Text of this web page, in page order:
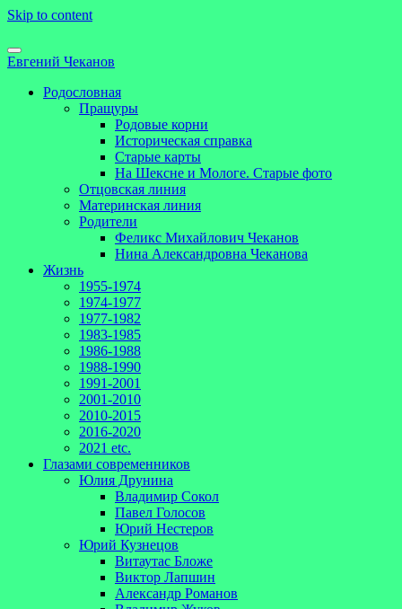
Skip to content
Евгений Чеканов
Родословная
Пращуры
Родовые корни
Историческая справка
Старые карты
На Шексне и Мологе. Старые фото
Отцовская линия
Материнская линия
Родители
Феликс Михайлович Чеканов
Нина Александровна Чеканова
Жизнь
1955-1974
1974-1977
1977-1982
1983-1985
1986-1988
1988-1990
1991-2001
2001-2010
2010-2015
2016-2020
2021 etc.
Глазами современников
Юлия Друнина
Владимир Сокол
Павел Голосов
Юрий Нестеров
Юрий Кузнецов
Витаутас Бложе
Виктор Лапшин
Александр Романов